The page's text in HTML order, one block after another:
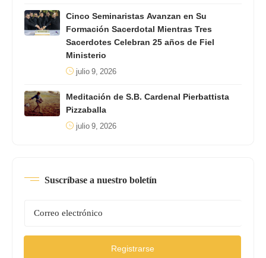
Cinco Seminaristas Avanzan en Su
Formación Sacerdotal Mientras Tres
Sacerdotes Celebran 25 años de Fiel
Ministerio
julio 9, 2026
Meditación de S.B. Cardenal Pierbattista
Pizzaballa
julio 9, 2026
Suscríbase a nuestro boletín
Registrarse